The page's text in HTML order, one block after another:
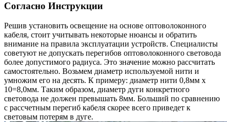
Согласно Инструкции
Решив установить освещение на основе оптоволоконного
кабеля, стоит учитывать некоторые нюансы и обратить
внимание на правила эксплуатации устройств. Специалисты
советуют не допускать перегибов оптоволоконного световода
более допустимого радиуса. Это значение можно рассчитать
самостоятельно. Возьмем диаметр используемой нити и
умножим его на десять. К примеру: диаметр нити 0,8мм х
10=8,0мм. Таким образом, диаметр дуги конкретного
световода не должен превышать 8мм. Больший по сравнению
с рассчетным перегиб кабеля скорее всего приведет к
световым потерям в дуге.